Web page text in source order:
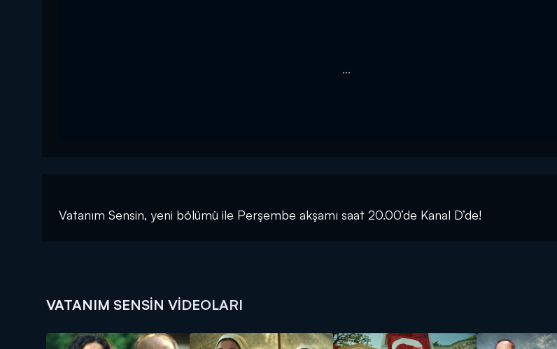
...
Vatanım Sensin, yeni bölümü ile Perşembe akşamı saat 20.00’de Kanal D’de!
VATANIM SENSIN VIDEOLARI